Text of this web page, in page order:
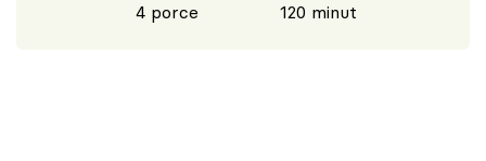
4 porce 120 minut